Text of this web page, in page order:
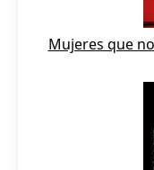
Mujeres que